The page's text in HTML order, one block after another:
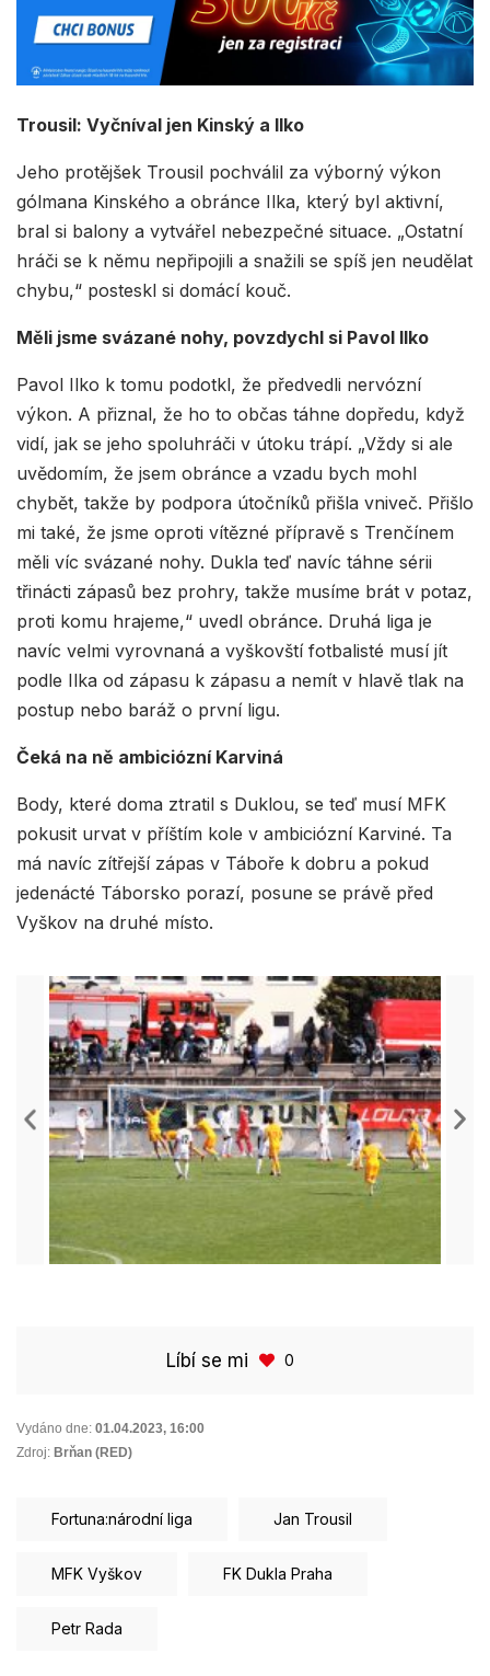
Trousil: Vyčníval jen Kinský a Ilko
Jeho protějšek Trousil pochválil za výborný výkon
gólmana Kinského a obránce Ilka, který byl aktivní,
bral si balony a vytvářel nebezpečné situace. „Ostatní
hráči se k němu nepřipojili a snažili se spíš jen neudělat
chybu,“ posteskl si domácí kouč.
Měli jsme svázané nohy, povzdychl si Pavol Ilko
Pavol Ilko k tomu podotkl, že předvedli nervózní
výkon. A přiznal, že ho to občas táhne dopředu, když
vidí, jak se jeho spoluhráči v útoku trápí. „Vždy si ale
uvědomím, že jsem obránce a vzadu bych mohl
chybět, takže by podpora útočníků přišla vniveč. Přišlo
mi také, že jsme oproti vítězné přípravě s Trenčínem
měli víc svázané nohy. Dukla teď navíc táhne sérii
třinácti zápasů bez prohry, takže musíme brát v potaz,
proti komu hrajeme,“ uvedl obránce. Druhá liga je
navíc velmi vyrovnaná a vyškovští fotbalisté musí jít
podle Ilka od zápasu k zápasu a nemít v hlavě tlak na
postup nebo baráž o první ligu.
Čeká na ně ambiciózní Karviná
Body, které doma ztratil s Duklou, se teď musí MFK
pokusit urvat v příštím kole v ambiciózní Karviné. Ta
má navíc zítřejší zápas v Táboře k dobru a pokud
jedenácté Táborsko porazí, posune se právě před
Vyškov na druhé místo.
Líbí se mi 0
Vydáno dne: 01.04.2023, 16:00
Zdroj: Brňan (RED)
Fortuna:národní liga Jan Trousil
MFK Vyškov FK Dukla Praha
Petr Rada